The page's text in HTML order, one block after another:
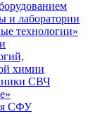
и лаборатории
технологии»
химии
СВЧ
СФУ